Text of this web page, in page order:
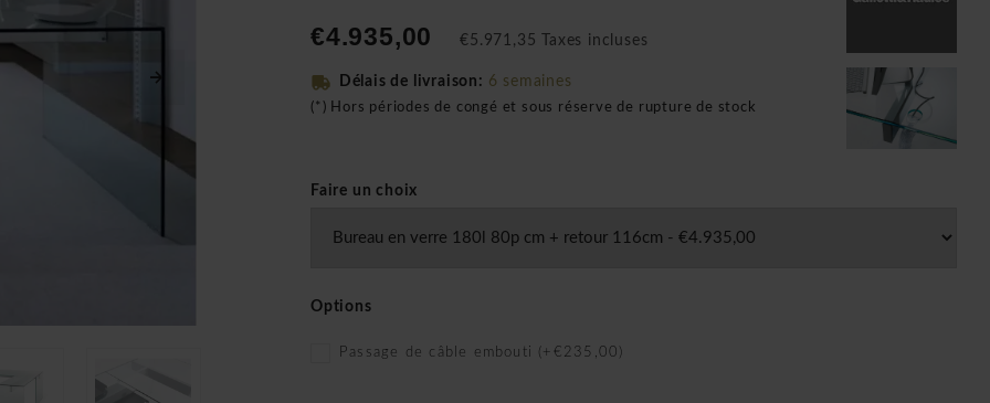
€4.935,00 €5.971,35 Taxes incluses
Délais de livraison: 6 semaines
(*) Hors périodes de congé et sous réserve de rupture de stock
Faire un choix
Options
Passage de câble embouti (+€235,00)